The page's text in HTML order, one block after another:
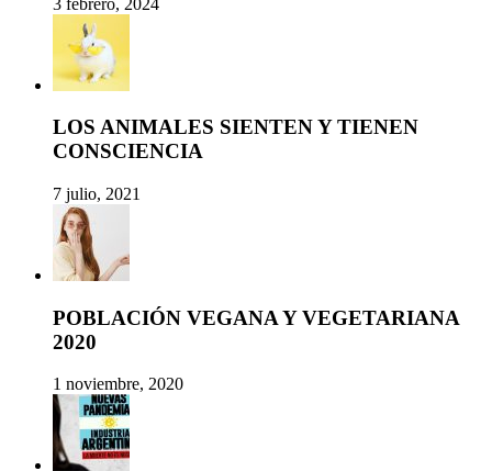
LOS ANIMALES SIENTEN Y TIENEN
CONSCIENCIA
7 julio, 2021
POBLACIÓN VEGANA Y VEGETARIANA
2020
1 noviembre, 2020